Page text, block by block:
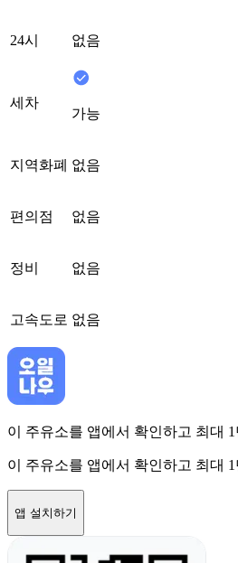
24시 없음
세차
가능
지역화폐 없음
편의점 없음
정비 없음
고속도로 없음
이 주유소를 앱에서 확인하고 최대
이 주유소를 앱에서 확인하고 최대
앱 설치하기